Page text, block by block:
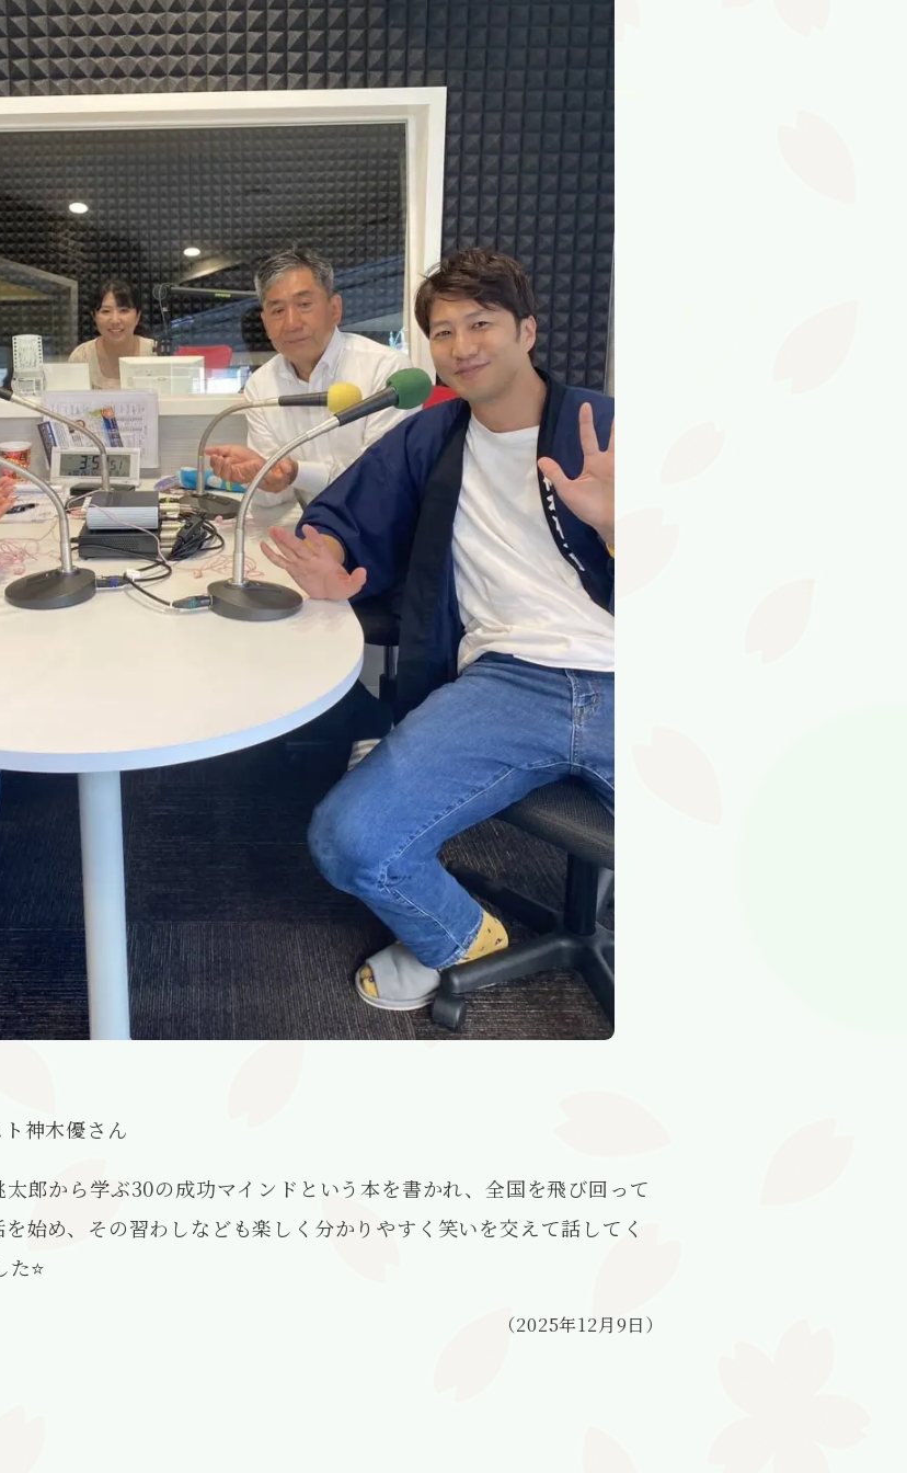
神木優さん
郎から学ぶ30の成功マインドという本を書かれ、全国を飛び回って
始め、その習わしなども楽しく分かりやすく笑いを交えて話してく
⭐
（2025年12月9日）